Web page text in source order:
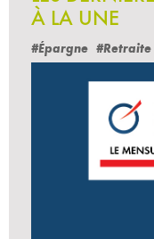
À LA UNE
#Épargne #Retraite